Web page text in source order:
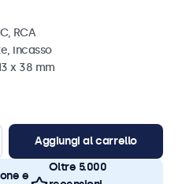
RCA
incasso
x 38 mm
Aggiungi al carrello
e
Oltre 5.000